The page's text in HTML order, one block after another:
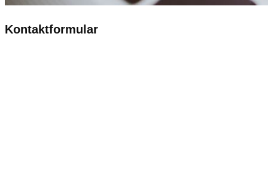
Kontaktformular